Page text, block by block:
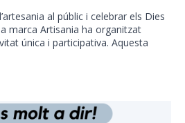
al públic i celebrar els Dies
marca Artisania ha organitzat
única i participativa. Aquesta